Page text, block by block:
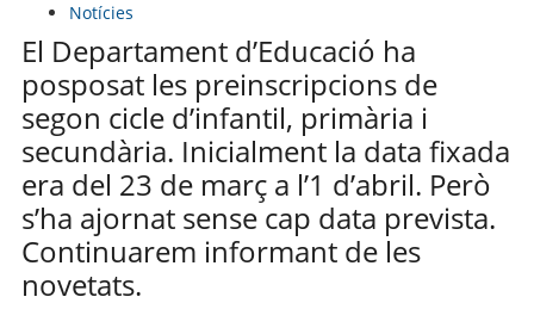
Notícies
El Departament d’Educació ha
posposat les preinscripcions de
segon cicle d’infantil, primària i
secundària. Inicialment la data fixada
era del 23 de març a l’1 d’abril. Però
s’ha ajornat sense cap data prevista.
Continuarem informant de les
novetats.